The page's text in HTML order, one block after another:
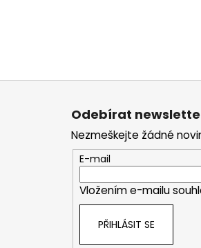
Z
Odebírat
Nezmeškejte žádné
E-mail
Vložením e-mailu
PŘIHLÁSIT SE